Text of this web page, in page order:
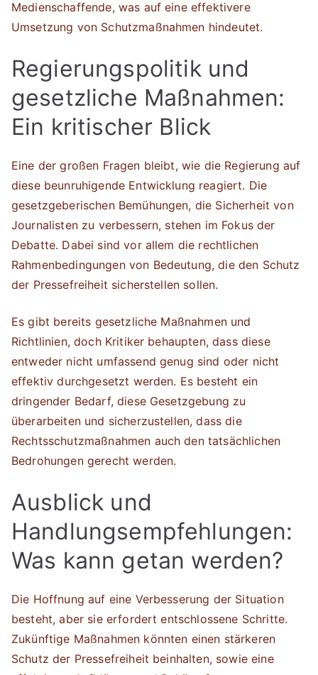
Medienschaffende, was auf eine effektivere
Umsetzung von Schutzmaßnahmen hindeutet.
Regierungspolitik und
gesetzliche Maßnahmen:
Ein kritischer Blick
Eine der großen Fragen bleibt, wie die Regierung auf
diese beunruhigende Entwicklung reagiert. Die
gesetzgeberischen Bemühungen, die Sicherheit von
Journalisten zu verbessern, stehen im Fokus der
Debatte. Dabei sind vor allem die rechtlichen
Rahmenbedingungen von Bedeutung, die den Schutz
der Pressefreiheit sicherstellen sollen.
Es gibt bereits gesetzliche Maßnahmen und
Richtlinien, doch Kritiker behaupten, dass diese
entweder nicht umfassend genug sind oder nicht
effektiv durchgesetzt werden. Es besteht ein
dringender Bedarf, diese Gesetzgebung zu
überarbeiten und sicherzustellen, dass die
Rechtsschutzmaßnahmen auch den tatsächlichen
Bedrohungen gerecht werden.
Ausblick und
Handlungsempfehlungen:
Was kann getan werden?
Die Hoffnung auf eine Verbesserung der Situation
besteht, aber sie erfordert entschlossene Schritte.
Zukünftige Maßnahmen könnten einen stärkeren
Schutz der Pressefreiheit beinhalten, sowie eine